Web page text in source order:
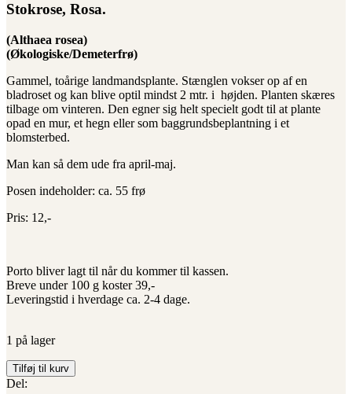
Stokrose, Rosa.
(Althaea rosea)
(Økologiske/Demeterfrø)
Gammel, toårige landmandsplante. Stænglen vokser op af en
bladroset og kan blive optil mindst 2 mtr. i højden. Planten skæres
tilbage om vinteren. Den egner sig helt specielt godt til at plante
opad en mur, et hegn eller som baggrundsbeplantning i et
blomsterbed.
Man kan så dem ude fra april-maj.
Posen indeholder: ca. 55 frø
Pris: 12,-
Porto bliver lagt til når du kommer til kassen.
Breve under 100 g koster 39,-
Leveringstid i hverdage ca. 2-4 dage.
1 på lager
Stokrose
(Althaea
Tilføj til kurv
Del: